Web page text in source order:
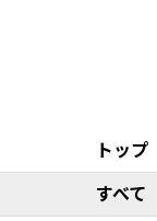
トップ
すべて